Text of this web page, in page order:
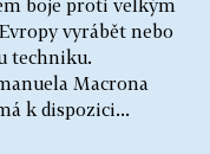
boje proti velkým
vyrábět nebo
techniku.
Macrona
k dispozici...